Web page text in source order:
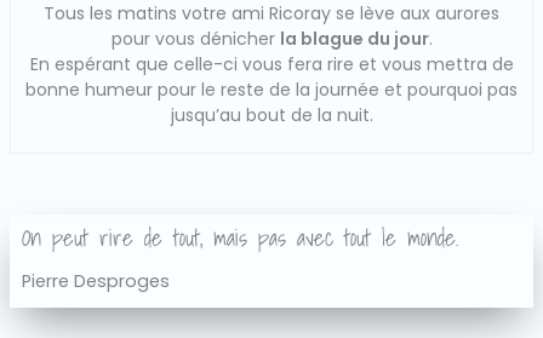
Tous les matins votre ami Ricoray se lève aux aurores
pour vous dénicher la blague du jour.
En espérant que celle-ci vous fera rire et vous mettra de
bonne humeur pour le reste de la journée et pourquoi pas
jusqu’au bout de la nuit.
On peut rire de tout, mais pas avec tout le monde.
Pierre Desproges